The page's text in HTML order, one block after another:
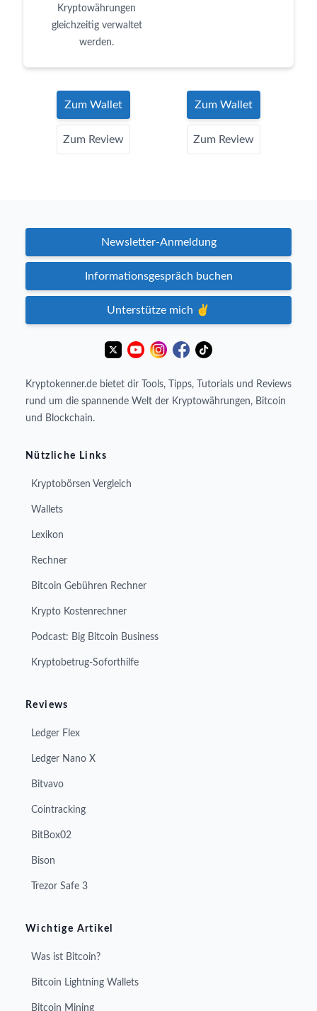
Kryptowährungen
gleichzeitig verwaltet
werden.
Zum Wallet
Zum Review
Zum Wallet
Zum Review
Newsletter-Anmeldung
Informationsgespräch buchen
Unterstütze mich ✌️
Kryptokenner.de bietet dir Tools, Tipps, Tutorials und Reviews
rund um die spannende Welt der Kryptowährungen, Bitcoin
und Blockchain.
Nützliche Links
Kryptobörsen Vergleich
Wallets
Lexikon
Rechner
Bitcoin Gebühren Rechner
Krypto Kostenrechner
Podcast: Big Bitcoin Business
Kryptobetrug-Soforthilfe
Reviews
Ledger Flex
Ledger Nano X
Bitvavo
Cointracking
BitBox02
Bison
Trezor Safe 3
Wichtige Artikel
Was ist Bitcoin?
Bitcoin Lightning Wallets
Bitcoin Mining